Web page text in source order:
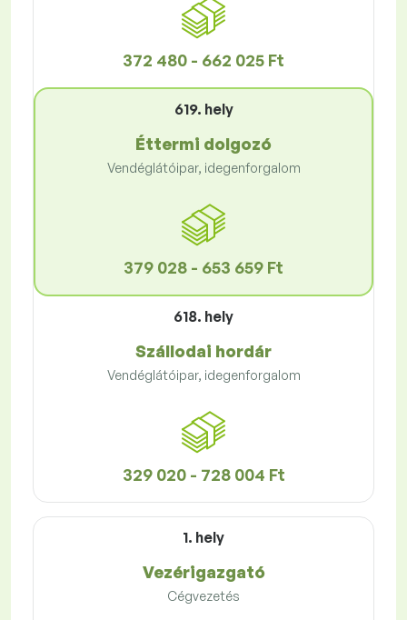
372 480 - 662 025 Ft
619. hely
Éttermi dolgozó
Vendéglátóipar, idegenforgalom
379 028 - 653 659 Ft
618. hely
Szállodai hordár
Vendéglátóipar, idegenforgalom
329 020 - 728 004 Ft
1. hely
Vezérigazgató
Cégvezetés